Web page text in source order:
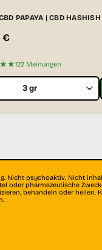
PAPAYA | CBD HASHISH
€
122 Meinungen
Nicht psychoaktiv. Nicht
oder pharmazeutische
behandeln oder heilen.